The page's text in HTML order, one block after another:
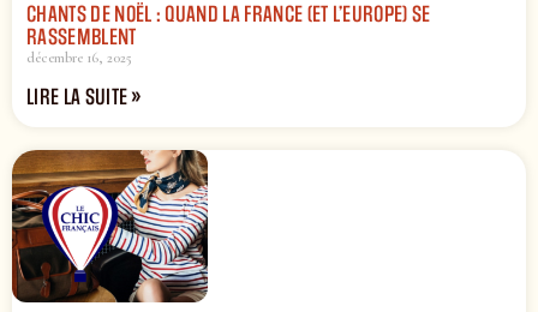
CHANTS DE NOËL : QUAND LA FRANCE (ET L’EUROPE) SE
RASSEMBLENT
décembre 16, 2025
LIRE LA SUITE »